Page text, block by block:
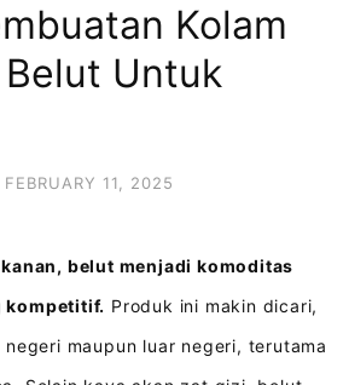
Kolam
Untuk
FEBRUARY 11, 2025
belut menjadi komoditas
kompetitif. Produk ini makin dicari,
maupun luar negeri, terutama